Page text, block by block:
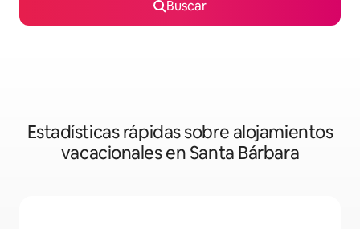
Buscar
Estadísticas rápidas sobre alojamientos
vacacionales en Santa Bárbara